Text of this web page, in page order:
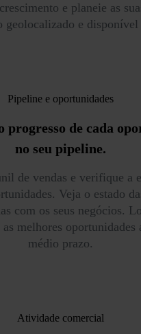
e planeie as
geolocalizado e
Pipeline e oportunidades
progresso de cada
no seu pipeline.
de vendas e verifique a
Veja o estado
com os seus negócios.
as melhores oportunidades
médio prazo.
Atividade comercial